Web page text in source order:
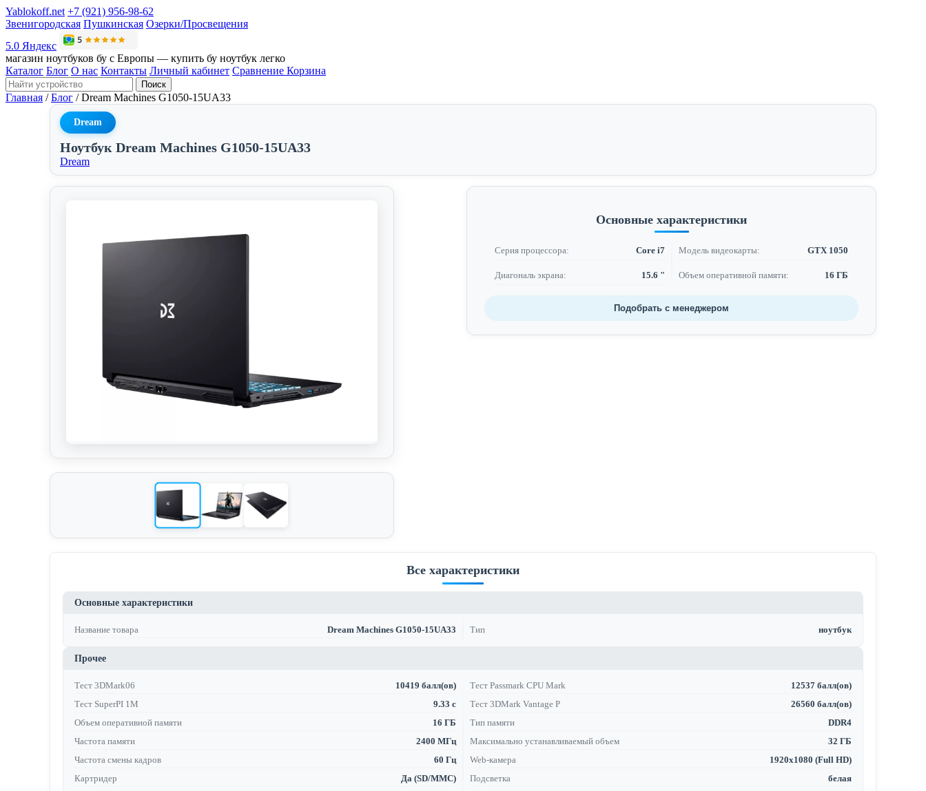
Yablokoff.net +7 (921) 956-98-62
Звенигородская Пушкинская Озерки/Просвещения
5.0 Яндекс
магазин ноутбуков бу с Европы — купить бу ноутбук легко
Каталог Блог О нас Контакты Личный кабинет Сравнение Корзина
Поиск
Главная / Блог / Dream Machines G1050-15UA33
Dream
Ноутбук Dream Machines G1050-15UA33
Dream
Основные характеристики
Серия процессора: Core i7 Модель видеокарты: GTX 1050
Диагональ экрана: 15.6 " Объем оперативной памяти: 16 ГБ
Подобрать с менеджером
Все характеристики
Основные характеристики
Название товара Dream Machines G1050-15UA33 Тип ноутбук
Прочее
Тест 3DMark06 10419 балл(ов) Тест Passmark CPU Mark
12537 балл(ов)
Тест SuperPI 1M
9.33 с Тест 3DMark Vantage P
26560 балл(ов)
Объем оперативной памяти
16 ГБ Тип памяти
DDR4
Частота памяти
2400 МГц Максимально устанавливаемый объем
32 ГБ
Частота смены кадров
60 Гц Web-камера
1920x1080 (Full HD)
Картридер
Да (SD/MMC) Подсветка
белая